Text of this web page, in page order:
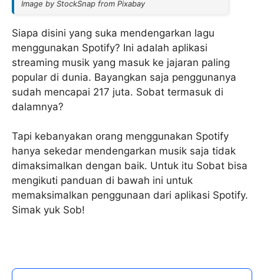
Image by StockSnap from Pixabay
Siapa disini yang suka mendengarkan lagu
menggunakan Spotify? Ini adalah aplikasi
streaming musik yang masuk ke jajaran paling
popular di dunia. Bayangkan saja penggunanya
sudah mencapai 217 juta. Sobat termasuk di
dalamnya?
Tapi kebanyakan orang menggunakan Spotify
hanya sekedar mendengarkan musik saja tidak
dimaksimalkan dengan baik. Untuk itu Sobat bisa
mengikuti panduan di bawah ini untuk
memaksimalkan penggunaan dari aplikasi Spotify.
Simak yuk Sob!